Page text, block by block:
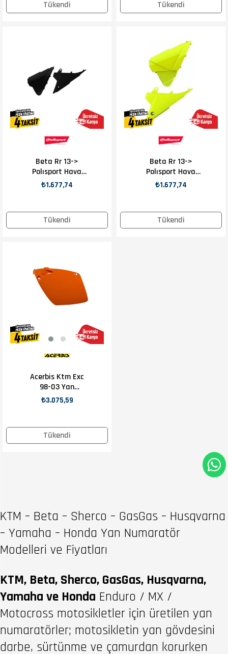
Tükendi Tükendi
Tükendi
Beta Rr 13->
Polısport Hava
Filtre Kapakları
₺1.677,74
Tükendi
Beta Rr 13->
Polısport Hava
Filtre Kapakları
₺1.677,74
Tükendi
Acerbis Ktm Exc
98-03 Yan
Numaratör
₺3.075,59
KTM – Beta – Sherco – GasGas – Husqvarna
– Yamaha – Honda Yan Numaratör
Modelleri ve Fiyatları
KTM, Beta, Sherco, GasGas, Husqvarna,
Yamaha ve Honda Enduro / MX /
Motocross motosikletler için üretilen yan
numaratörler; motosikletin yan gövdesini
darbe, sürtünme ve çamurdan korurken